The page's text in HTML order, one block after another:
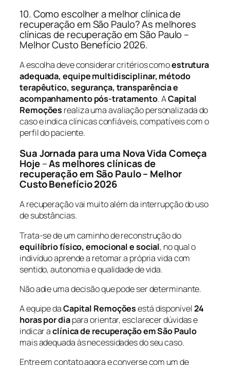
10. Como escolher a melhor clínica de
recuperação em São Paulo? As melhores
clínicas de recuperação em São Paulo –
Melhor Custo Benefício 2026.
A escolha deve considerar critérios comoestrutura
adequada, equipe multidisciplinar, método
terapêutico, segurança, transparência e
acompanhamento pós-tratamento. ACapital
Remoções realiza uma avaliação personalizada do
caso e indica clínicas confiáveis, compatíveis com o
perfil do paciente.
Sua Jornada para uma Nova Vida Começa
Hoje–As melhores clínicas de
recuperação em São Paulo – Melhor
Custo Benefício 2026
A recuperação vai muito além da interrupção do uso
de substâncias.
Trata-se de um caminho de reconstrução do
equilíbrio físico, emocional e social, no qual o
indivíduo aprende a retomar a própria vida com
sentido, autonomia e qualidade de vida.
Não adie uma decisão que pode ser determinante.
A equipe daCapital Remoçõesestá disponível24
horas por diapara orientar, esclarecer dúvidas e
indicar aclínica de recuperação em São Paulo
mais adequada às necessidades do seu caso.
Entre em contato agora e converse com um de